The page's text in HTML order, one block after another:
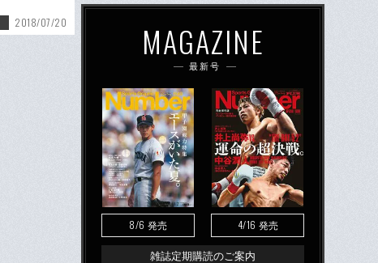
2018/07/20 MAGAZINE
最新号
8/6 発売 4/16 発売
雑誌定期購読のご案内